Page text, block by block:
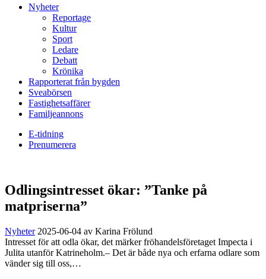
Nyheter
Reportage
Kultur
Sport
Ledare
Debatt
Krönika
Rapporterat från bygden
Sveabörsen
Fastighetsaffärer
Familjeannons
E-tidning
Prenumerera
Odlingsintresset ökar: ”Tanke på
matpriserna”
Nyheter 2025-06-04 av Karina Frölund
Intresset för att odla ökar, det märker fröhandelsföretaget Impecta i
Julita utanför Katrineholm.– Det är både nya och erfarna odlare som
vänder sig till oss,…